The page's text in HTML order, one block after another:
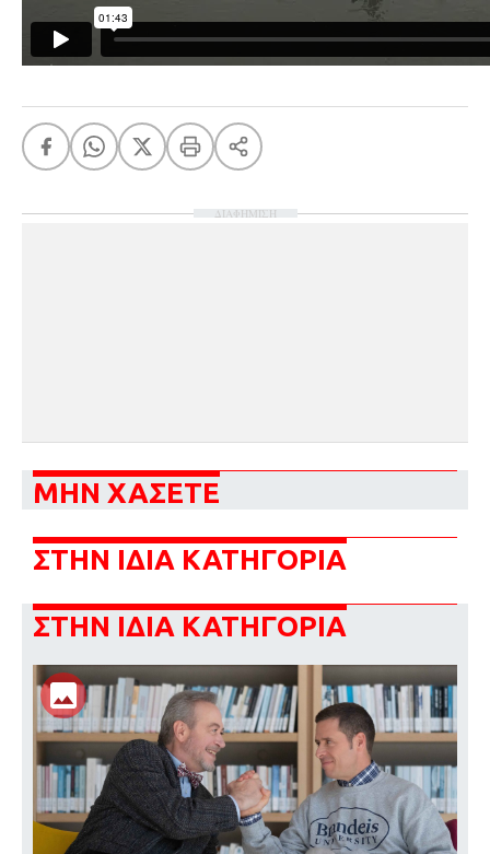
ΔΙΑΦΗΜΙΣΗ
ΜΗΝ ΧΑΣΕΤΕ
ΣΤΗΝ ΙΔΙΑ ΚΑΤΗΓΟΡΙΑ
ΣΤΗΝ ΙΔΙΑ ΚΑΤΗΓΟΡΙΑ